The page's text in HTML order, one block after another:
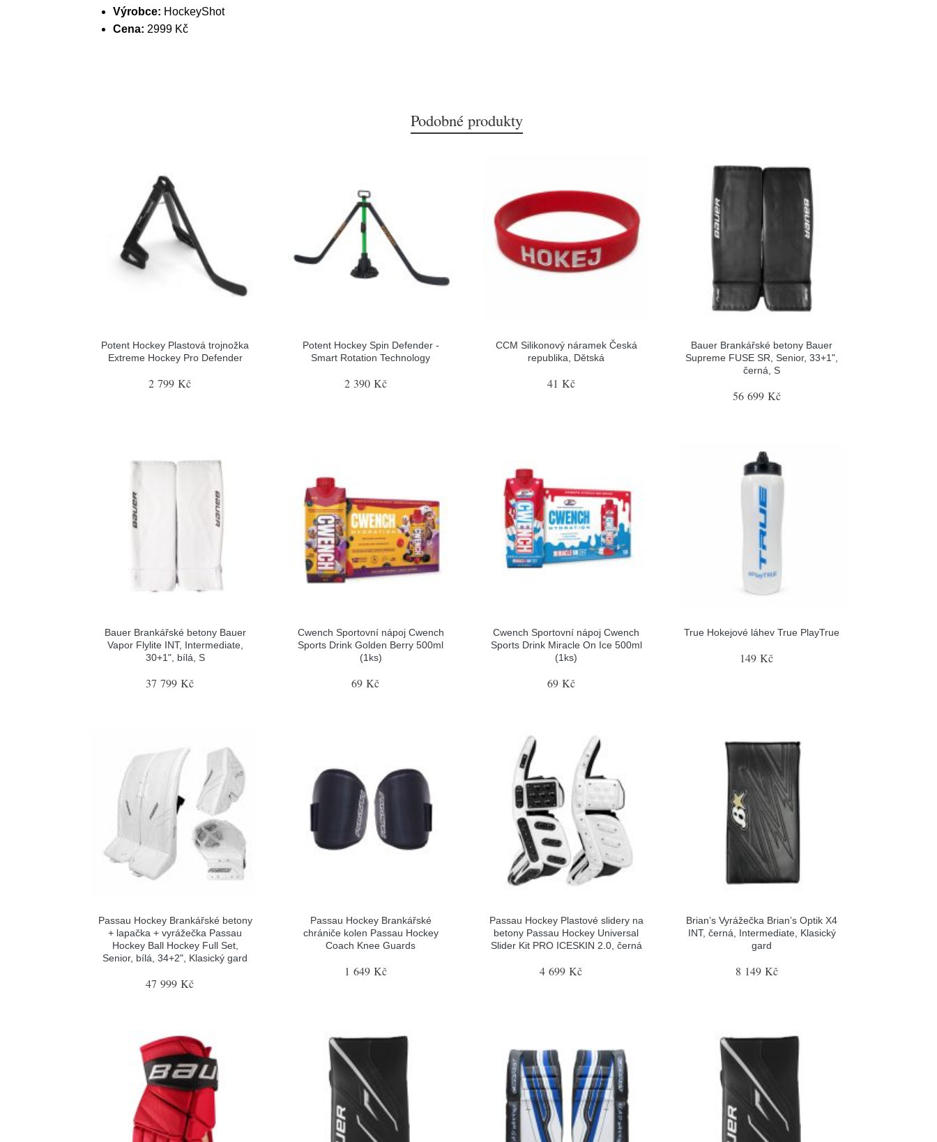
Výrobce: HockeyShot
Cena: 2999 Kč
Podobné produkty
Potent Hockey Plastová trojnožka
Extreme Hockey Pro Defender
2 799 Kč
Potent Hockey Spin Defender -
Smart Rotation Technology
2 390 Kč
CCM Silikonový náramek Česká
republika, Dětská
41 Kč
Bauer Brankářské betony Bauer
Supreme FUSE SR, Senior, 33+1",
černá, S
56 699 Kč
Bauer Brankářské betony Bauer
Vapor Flylite INT, Intermediate,
30+1", bílá, S
37 799 Kč
Cwench Sportovní nápoj Cwench
Sports Drink Golden Berry 500ml
(1ks)
69 Kč
Cwench Sportovní nápoj Cwench
Sports Drink Miracle On Ice 500ml
(1ks)
69 Kč
True Hokejové láhev True PlayTrue
149 Kč
Passau Hockey Brankářské betony
+ lapačka + vyrážečka Passau
Hockey Ball Hockey Full Set,
Senior, bílá, 34+2", Klasický gard
47 999 Kč
Passau Hockey Brankářské
chrániče kolen Passau Hockey
Coach Knee Guards
1 649 Kč
Passau Hockey Plastové slidery na
betony Passau Hockey Universal
Slider Kit PRO ICESKIN 2.0, černá
4 699 Kč
Brian’s Vyrážečka Brian’s Optik X4
INT, černá, Intermediate, Klasický
gard
8 149 Kč